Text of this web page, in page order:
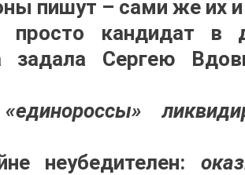
пишут – сами же их и
кандидат в
задала Сергею
неубедителен: